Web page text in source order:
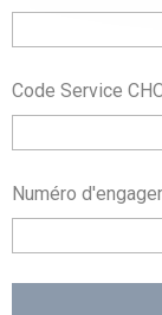
Code Service
Numéro